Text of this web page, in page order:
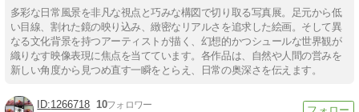
多彩な日常風景を非凡な視点と巧みな構図で切り取る写真展。足元から低
い目線、割れた鏡の映り込み、緻密なリアルさを追求した絵画。そして異
なる文化背景を持つアーティストが描く、幻想的かつシュールな世界観が
織りなす映像表現に焦点を当てています。各作品は、自然や人間の営みを
新しい角度から見つめ直す一瞬をとらえ、日常の奥深さを伝えます。
1266718 10